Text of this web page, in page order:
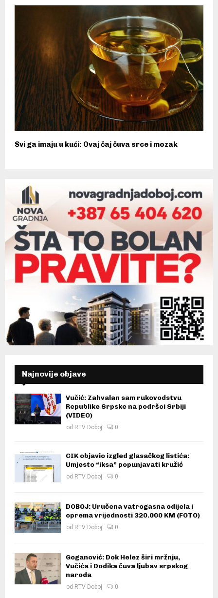
Svi ga imaju u kući: Ovaj čaj čuva srce i mozak
Najnovije objave
Vučić: Zahvalan sam rukovodstvu
Republike Srpske na podršci Srbiji
(VIDEO)
od RTV Doboj 0
CIK objavio izgled glasačkog listića:
Umjesto “iksa” popunjavati kružić
od RTV Doboj 0
DOBOJ: Uručena vatrogasna odijela i
oprema vrijednosti 320.000 KM (FOTO)
od RTV Doboj 0
Goganović: Dok Helez širi mržnju,
Vučića i Dodika čuva ljubav srpskog
naroda
od RTV Doboj 0